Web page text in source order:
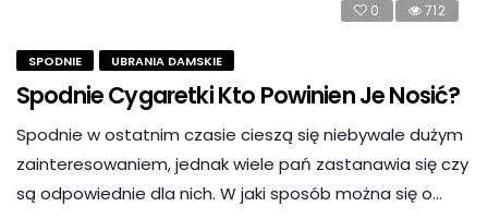
0 712
SPODNIE UBRANIA DAMSKIE
Spodnie Cygaretki Kto Powinien Je Nosić?
Spodnie w ostatnim czasie cieszą się niebywale dużym
zainteresowaniem, jednak wiele pań zastanawia się czy
są odpowiednie dla nich. W jaki sposób można się o…